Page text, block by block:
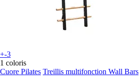
+-3
1 coloris
Cuore Pilates Treillis multifonction Wall Bars